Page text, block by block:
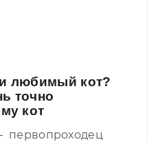
любимый кот?
точно
кот
первопроходец